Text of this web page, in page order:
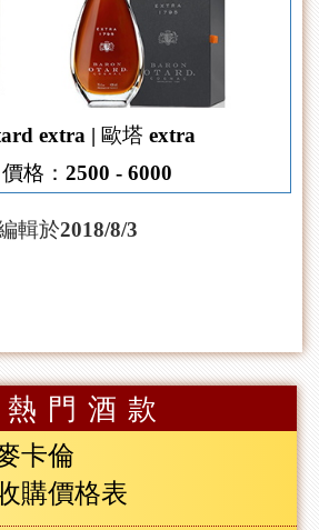
extra | 歐塔 extra
價格：2500 - 6000
輯於2018/8/3
熱門酒款
卡倫
購價格表